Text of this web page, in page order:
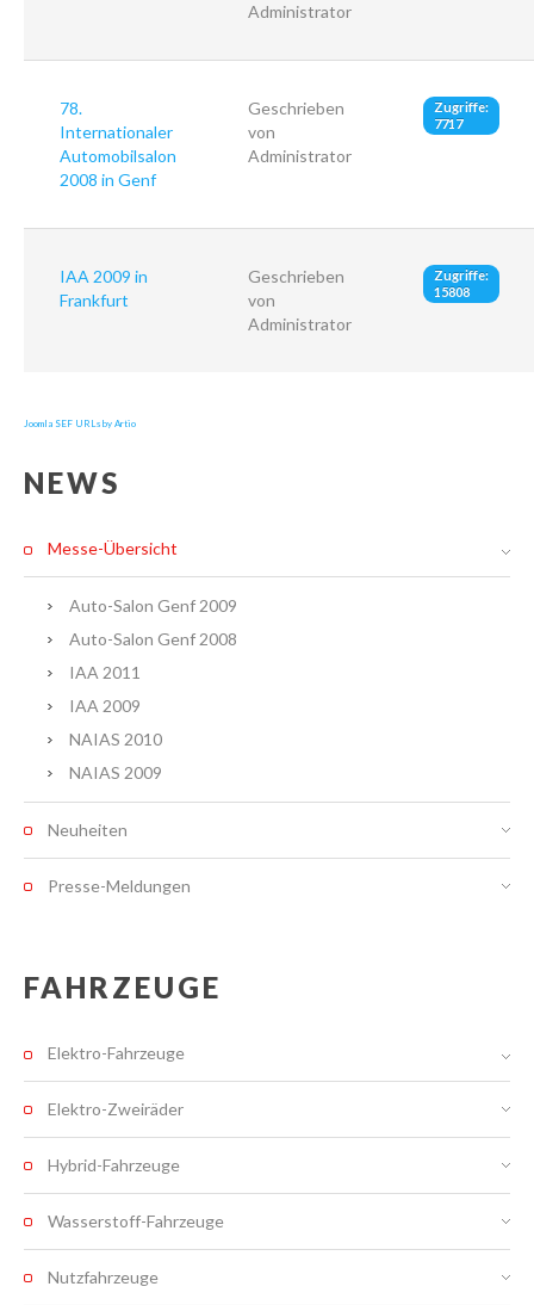
Administrator
78.
Internationaler
Automobilsalon
2008 in Genf
Geschrieben
von
Administrator
Zugriffe:
7717
IAA 2009 in
Frankfurt
Geschrieben
von
Administrator
Zugriffe:
15808
Joomla SEF URLs by Artio
NEWS
Messe-Übersicht
Auto-Salon Genf 2009
Auto-Salon Genf 2008
IAA 2011
IAA 2009
NAIAS 2010
NAIAS 2009
Neuheiten
Presse-Meldungen
FAHRZEUGE
Elektro-Fahrzeuge
Elektro-Zweiräder
Hybrid-Fahrzeuge
Wasserstoff-Fahrzeuge
Nutzfahrzeuge